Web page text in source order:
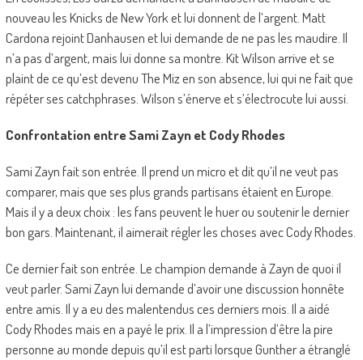
nouveau les Knicks de New York et lui donnent de l’argent. Matt
Cardona rejoint Danhausen et lui demande de ne pas les maudire. Il
n’a pas d’argent, mais lui donne sa montre. Kit Wilson arrive et se
plaint de ce qu’est devenu The Miz en son absence, lui qui ne fait que
répéter ses catchphrases. Wilson s’énerve et s’électrocute lui aussi.
Confrontation entre Sami Zayn et Cody Rhodes
Sami Zayn fait son entrée. Il prend un micro et dit qu’il ne veut pas
comparer, mais que ses plus grands partisans étaient en Europe.
Mais il y a deux choix : les fans peuvent le huer ou soutenir le dernier
bon gars. Maintenant, il aimerait régler les choses avec Cody Rhodes.
Ce dernier fait son entrée. Le champion demande à Zayn de quoi il
veut parler. Sami Zayn lui demande d’avoir une discussion honnête
entre amis. Il y a eu des malentendus ces derniers mois. Il a aidé
Cody Rhodes mais en a payé le prix. Il a l’impression d’être la pire
personne au monde depuis qu’il est parti lorsque Gunther a étranglé